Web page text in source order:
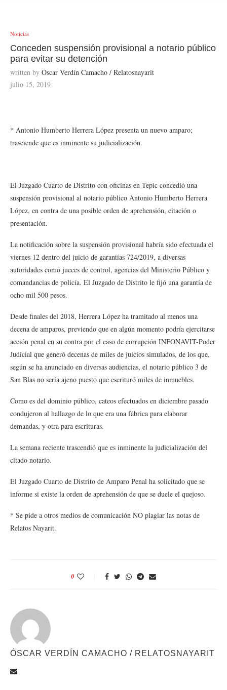
Noticias
Conceden suspensión provisional a notario público
para evitar su detención
written by Óscar Verdín Camacho / Relatosnayarit
julio 15, 2019
* Antonio Humberto Herrera López presenta un nuevo amparo;
trasciende que es inminente su judicialización.
El Juzgado Cuarto de Distrito con oficinas en Tepic concedió una
suspensión provisional al notario público Antonio Humberto Herrera
López, en contra de una posible orden de aprehensión, citación o
presentación.
La notificación sobre la suspensión provisional habría sido efectuada el
viernes 12 dentro del juicio de garantías 724/2019, a diversas
autoridades como jueces de control, agencias del Ministerio Público y
comandancias de policía. El Juzgado de Distrito le fijó una garantía de
ocho mil 500 pesos.
Desde finales del 2018, Herrera López ha tramitado al menos una
decena de amparos, previendo que en algún momento podría ejercitarse
acción penal en su contra por el caso de corrupción INFONAVIT-Poder
Judicial que generó decenas de miles de juicios simulados, de los que,
según se ha anunciado en diversas audiencias, el notario público 3 de
San Blas no sería ajeno puesto que escrituró miles de inmuebles.
Como es del dominio público, cateos efectuados en diciembre pasado
condujeron al hallazgo de lo que era una fábrica para elaborar
demandas, y otra para escrituras.
La semana reciente trascendió que es inminente la judicialización del
citado notario.
El Juzgado Cuarto de Distrito de Amparo Penal ha solicitado que se
informe si existe la orden de aprehensión de que se duele el quejoso.
* Se pide a otros medios de comunicación NO plagiar las notas de
Relatos Nayarit.
0
ÓSCAR VERDÍN CAMACHO / RELATOSNAYARIT